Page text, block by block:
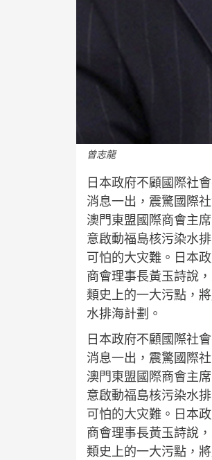
曾志龍
日本政府不顧國際社
消息一出，震驚國際社
澳門東盟國際商會主
意啟動福島核污染水
可怕的大灾難。日本
商會理事長黃玉詩說
類史上的一大污點，
水排海計劃。
日本政府不顧國際社
消息一出，震驚國際社
澳門東盟國際商會主
意啟動福島核污染水
可怕的大灾難。日本
商會理事長黃玉詩說
類史上的一大污點，